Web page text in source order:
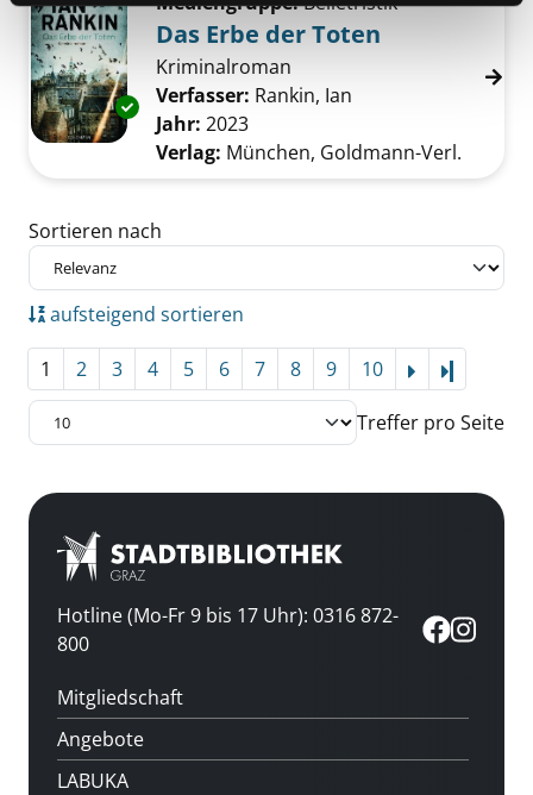
Exemplar-Details von Das Erbe der Toten
Das Erbe der Toten
Kriminalroman
Verfasser: Rankin, Ian
Jahr: 2023
Verlag: München, Goldmann-Verl.
Zu den Suchfiltern springen
Sortieren nach
aufsteigend sortieren
1 2 3 4 5 6 7 8 9 10
Treffer pro Seite
Hotline (Mo-Fr 9 bis 17 Uhr): 0316 872-
800
Mitgliedschaft
Angebote
LABUKA